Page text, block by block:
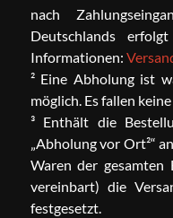
nach
Deutschlands
Informationen:
² Eine Abholung ist
möglich. Es fallen
³ Enthält die
„Abholung vor Ort²“
Waren der gesamten
vereinbart) die
festgesetzt.